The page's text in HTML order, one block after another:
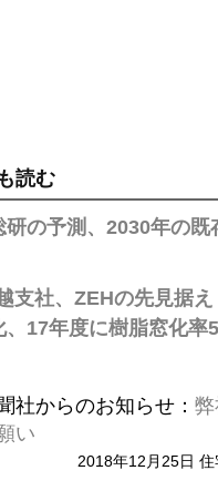
読む
研の予測、2030年の既
支社、ZEHの先見据
、17年度に樹脂窓化率
社からのお知らせ：
い
2018年12月25日